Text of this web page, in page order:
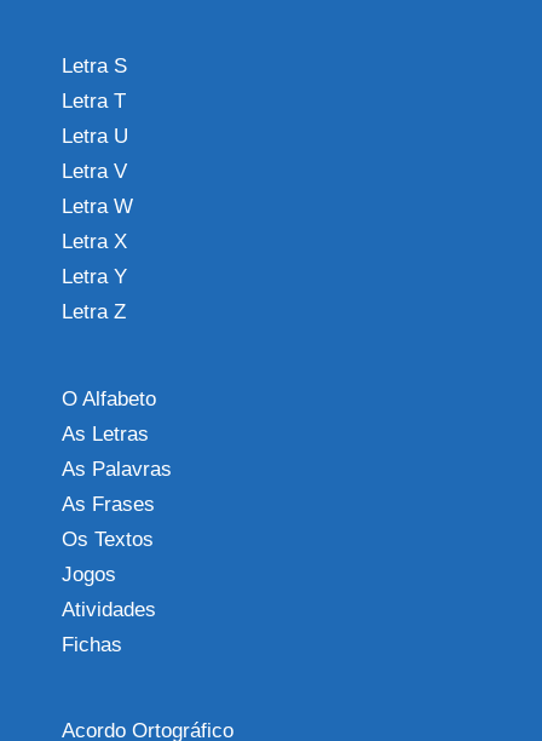
Letra S
Letra T
Letra U
Letra V
Letra W
Letra X
Letra Y
Letra Z
O Alfabeto
As Letras
As Palavras
As Frases
Os Textos
Jogos
Atividades
Fichas
Acordo Ortográfico